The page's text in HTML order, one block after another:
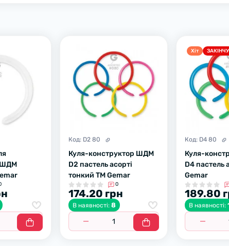
ШДМ
Код: D2 80
Куля-конструктор ШДМ
D2 пастель асорті
тонкий ТМ Gemar
0
174.20 грн
В наявності: 8
Хiт
Код: D4 80
Куля-
D4 пастель
Gemar
189.80
В наявності: